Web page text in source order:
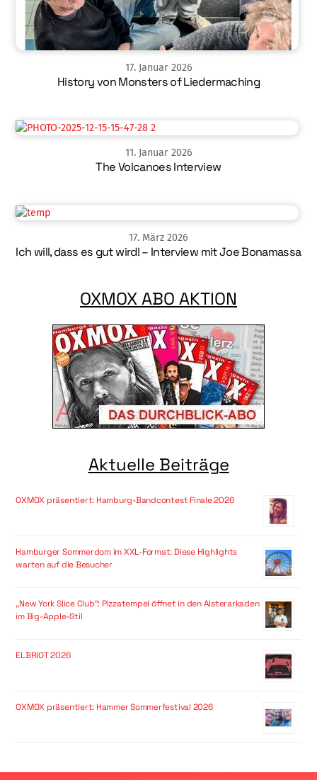
17. Januar 2026
History von Monsters of Liedermaching
11. Januar 2026
The Volcanoes Interview
17. März 2026
Ich will, dass es gut wird! – Interview mit Joe Bonamassa
OXMOX ABO AKTION
Aktuelle Beiträge
OXMOX präsentiert: Hamburg-Bandcontest Finale 2026
Hamburger Sommerdom im XXL-Format: Diese Highlights
warten auf die Besucher
„New York Slice Club“: Pizzatempel öffnet in den Alsterarkaden
im Big-Apple-Stil
ELBRIOT 2026
OXMOX präsentiert: Hammer Sommerfestival 2026